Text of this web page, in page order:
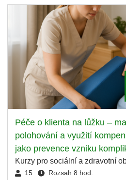
Péče o klienta na lůžku –
polohování a využití
jako prevence vzniku
Kurzy pro sociální a zdravotní
15 Rozsah 8 hod.